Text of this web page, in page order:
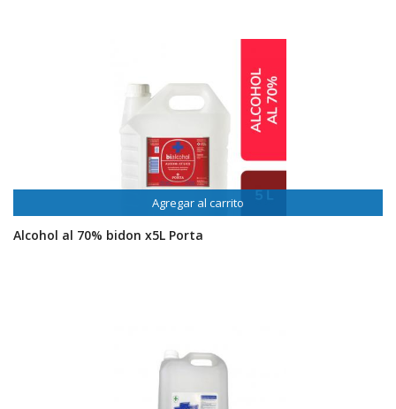
Agregar al carrito
Alcohol al 70% bidon x5L Porta